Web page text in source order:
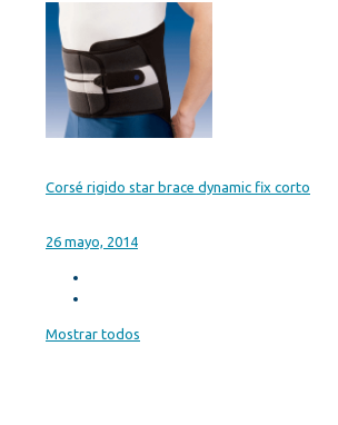
Corsé rigido star brace dynamic fix corto
26 mayo, 2014
Mostrar todos